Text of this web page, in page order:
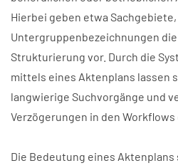
Hierbei geben etwa
Untergruppenbezeichnungen
Strukturierung vor. Durch die
mittels eines Aktenplans lassen
langwierige Suchvorgänge und
Verzögerungen in den
Die Bedeutung eines